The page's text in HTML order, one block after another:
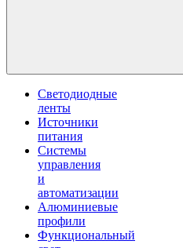
Светодиодные
ленты
Источники
питания
Системы
управления
и
автоматизации
Алюминиевые
профили
Функциональный